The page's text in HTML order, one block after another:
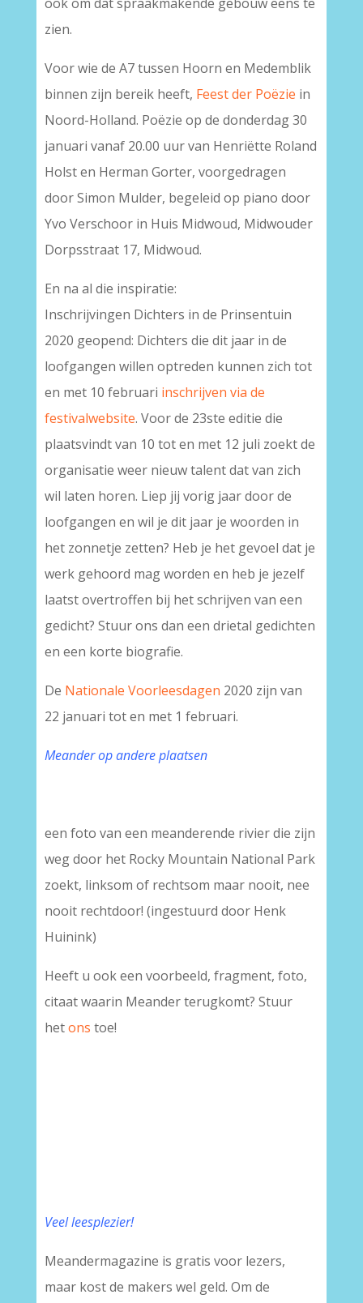
zien.
Voor wie de A7 tussen Hoorn en Medemblik
binnen zijn bereik heeft, Feest der Poëzie in
Noord-Holland. Poëzie op de donderdag 30
januari vanaf 20.00 uur van Henriëtte Roland
Holst en Herman Gorter, voorgedragen
door Simon Mulder, begeleid op piano door
Yvo Verschoor in Huis Midwoud, Midwouder
Dorpsstraat 17, Midwoud.
En na al die inspiratie:
Inschrijvingen Dichters in de Prinsentuin
2020 geopend: Dichters die dit jaar in de
loofgangen willen optreden kunnen zich tot
en met 10 februari inschrijven via de
festivalwebsite. Voor de 23ste editie die
plaatsvindt van 10 tot en met 12 juli zoekt de
organisatie weer nieuw talent dat van zich
wil laten horen. Liep jij vorig jaar door de
loofgangen en wil je dit jaar je woorden in
het zonnetje zetten? Heb je het gevoel dat je
werk gehoord mag worden en heb je jezelf
laatst overtroffen bij het schrijven van een
gedicht? Stuur ons dan een drietal gedichten
en een korte biografie.
De Nationale Voorleesdagen 2020 zijn van
22 januari tot en met 1 februari.
Meander op andere plaatsen
een foto van een meanderende rivier die zijn
weg door het Rocky Mountain National Park
zoekt, linksom of rechtsom maar nooit, nee
nooit rechtdoor! (ingestuurd door Henk
Huinink)
Heeft u ook een voorbeeld, fragment, foto,
citaat waarin Meander terugkomt? Stuur
hetons toe!
Veel leesplezier!
Meandermagazine is gratis voor lezers,
maar kost de makers wel geld. Om de